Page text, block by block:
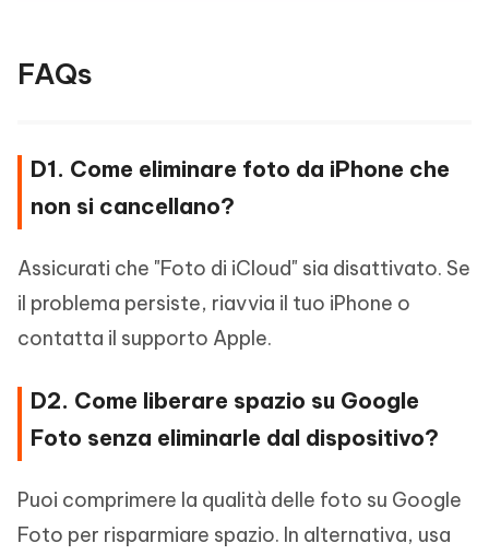
FAQs
D1. Come eliminare foto da iPhone che
non si cancellano?
Assicurati che "Foto di iCloud" sia disattivato. Se
il problema persiste, riavvia il tuo iPhone o
contatta il supporto Apple.
D2. Come liberare spazio su Google
Foto senza eliminarle dal dispositivo?
Puoi comprimere la qualità delle foto su Google
Foto per risparmiare spazio. In alternativa, usa